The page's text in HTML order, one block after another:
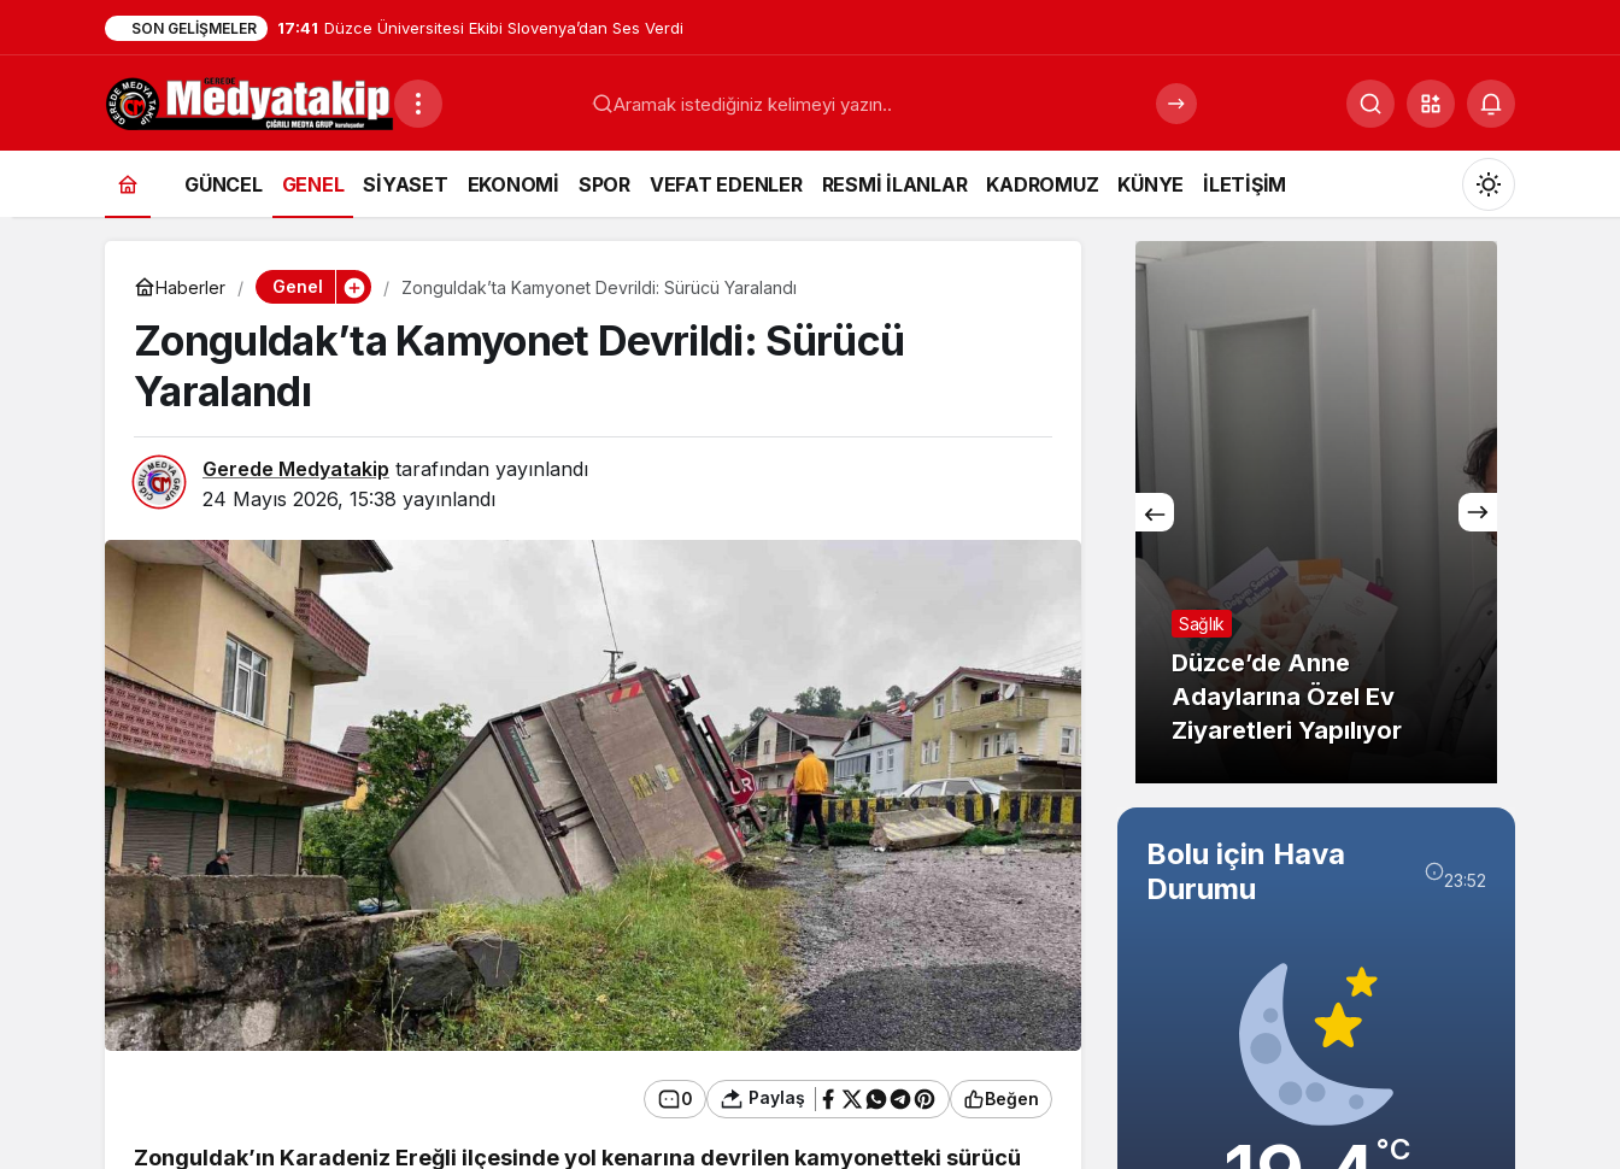
SON GELIŞMELER 17:41 Düzce Üniversitesi Ekibi Slovenya’dan Ses Verdi
GÜNCEL GENEL SİYASET EKONOMİ SPOR VEFAT EDENLER RESMİ İLANLAR KADROMUZ KÜNYE İLETİŞİM
Mod
değiştir
Sistem Modu
Sistem modunu seçin.
Haberler Genel Zonguldak’ta Kamyonet Devrildi: Sürücü Yaralandı
Zonguldak’ta Kamyonet Devrildi: Sürücü
Yaralandı
Gerede Medyatakip tarafından yayınlandı
24 Mayıs 2026, 15:38 yayınlandı
0 Paylaş Beğen
Zonguldak’ın Karadeniz Ereğli ilçesinde yol kenarına devrilen kamyonetteki sürücü
Bolu’nun Tanınmış İsmi
Mahmut Alan Büyük
Tehlikeyi Önledi
Düzce Üniversitesi Ekibi
Slovenya’dan Ses Verdi
Ankara Elmadağ’da Üç
Ev Cayır Cayır Yandı
Sağlık
Düzce’de Anne
Adaylarına Özel Ev
Ziyaretleri Yapılıyor
Bolu için Hava
Durumu
23:52
°C